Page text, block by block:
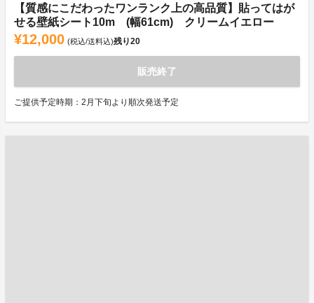
【質感にこだわったワンランク上の高品質】貼ってはが
せる壁紙シート10m (幅61cm) クリームイエロー
¥12,000 (税込/送料込)残り20
販売終了
ご提供予定時期：2月下旬より順次発送予定